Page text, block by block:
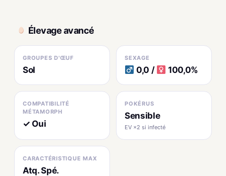
Élevage avancé
GROUPES D'ŒUF
Sol
SEXAGE
0,0 / 100,0%
COMPATIBILITÉ
MÉTAMORPH
✓ Oui
POKÉRUS
Sensible
EV ×2 si infecté
CARACTÉRISTIQUE MAX
Atq. Spé.